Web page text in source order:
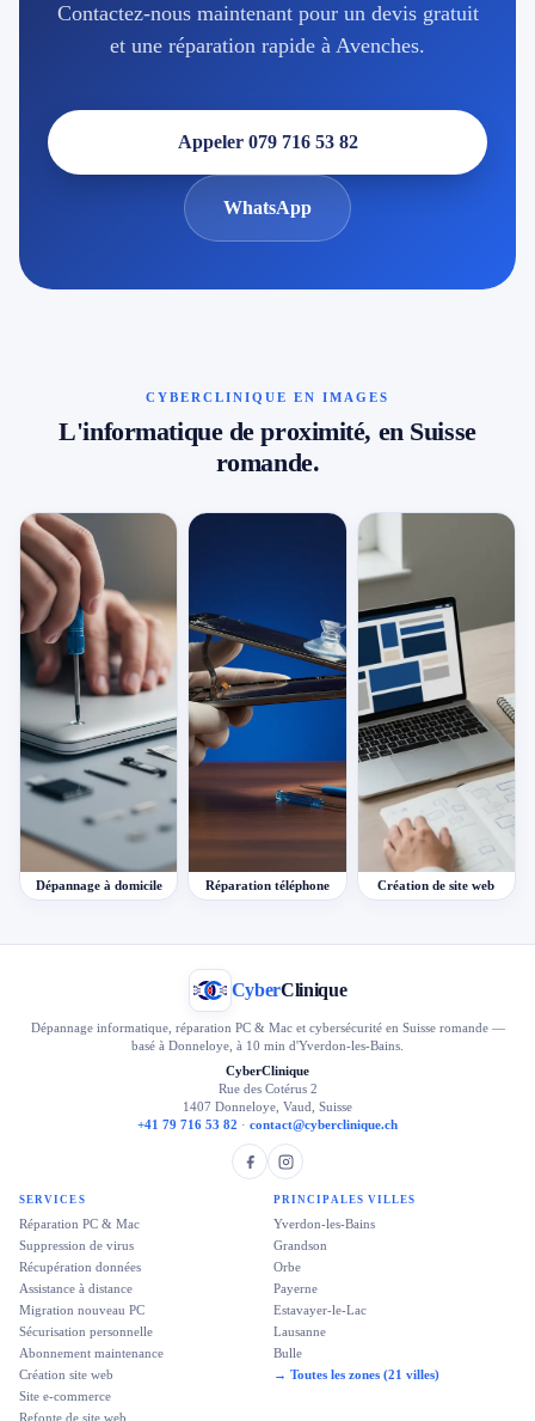
Contactez-nous maintenant pour un devis gratuit
et une réparation rapide à Avenches.
Appeler 079 716 53 82
WhatsApp
CYBERCLINIQUE EN IMAGES
L'informatique de proximité, en Suisse
romande.
Dépannage à domicile Réparation téléphone Création de site web
CyberClinique
Dépannage informatique, réparation PC & Mac et cybersécurité en Suisse romande —
basé à Donneloye, à 10 min d'Yverdon-les-Bains.
CyberClinique
Rue des Cotérus 2
1407 Donneloye, Vaud, Suisse
+41 79 716 53 82 · contact@cyberclinique.ch
SERVICES
Réparation PC & Mac
Suppression de virus
Récupération données
Assistance à distance
Migration nouveau PC
Sécurisation personnelle
Abonnement maintenance
Création site web
Site e-commerce
Refonte de site web
PRINCIPALES VILLES
Yverdon-les-Bains
Grandson
Orbe
Payerne
Estavayer-le-Lac
Lausanne
Bulle
→ Toutes les zones (21 villes)